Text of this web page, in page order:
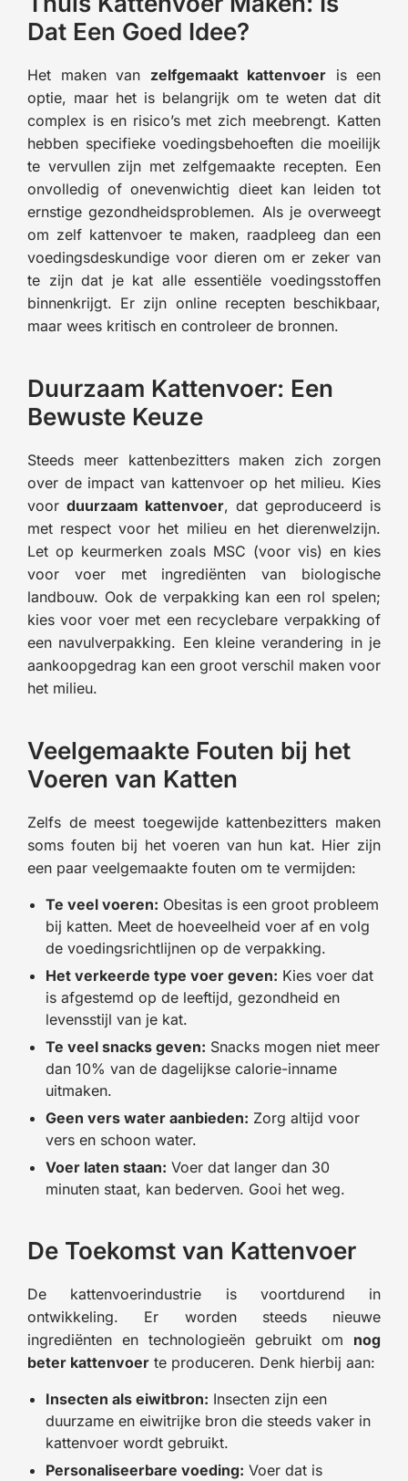
Dat Een Goed Idee?
Het maken van zelfgemaakt kattenvoer is een
optie, maar het is belangrijk om te weten dat dit
complex is en risico’s met zich meebrengt. Katten
hebben specifieke voedingsbehoeften die moeilijk
te vervullen zijn met zelfgemaakte recepten. Een
onvolledig of onevenwichtig dieet kan leiden tot
ernstige gezondheidsproblemen. Als je overweegt
om zelf kattenvoer te maken, raadpleeg dan een
voedingsdeskundige voor dieren om er zeker van
te zijn dat je kat alle essentiële voedingsstoffen
binnenkrijgt. Er zijn online recepten beschikbaar,
maar wees kritisch en controleer de bronnen.
Duurzaam Kattenvoer: Een
Bewuste Keuze
Steeds meer kattenbezitters maken zich zorgen
over de impact van kattenvoer op het milieu. Kies
voor duurzaam kattenvoer, dat geproduceerd is
met respect voor het milieu en het dierenwelzijn.
Let op keurmerken zoals MSC (voor vis) en kies
voor voer met ingrediënten van biologische
landbouw. Ook de verpakking kan een rol spelen;
kies voor voer met een recyclebare verpakking of
een navulverpakking. Een kleine verandering in je
aankoopgedrag kan een groot verschil maken voor
het milieu.
Veelgemaakte Fouten bij het
Voeren van Katten
Zelfs de meest toegewijde kattenbezitters maken
soms fouten bij het voeren van hun kat. Hier zijn
een paar veelgemaakte fouten om te vermijden:
Te veel voeren: Obesitas is een groot probleem
bij katten. Meet de hoeveelheid voer af en volg
de voedingsrichtlijnen op de verpakking.
Het verkeerde type voer geven: Kies voer dat
is afgestemd op de leeftijd, gezondheid en
levensstijl van je kat.
Te veel snacks geven: Snacks mogen niet meer
dan 10% van de dagelijkse calorie-inname
uitmaken.
Geen vers water aanbieden: Zorg altijd voor
vers en schoon water.
Voer laten staan: Voer dat langer dan 30
minuten staat, kan bederven. Gooi het weg.
De Toekomst van Kattenvoer
De kattenvoerindustrie is voortdurend in
ontwikkeling. Er worden steeds nieuwe
ingrediënten en technologieën gebruikt om nog
beter kattenvoer te produceren. Denk hierbij aan:
Insecten als eiwitbron: Insecten zijn een
duurzame en eiwitrijke bron die steeds vaker in
kattenvoer wordt gebruikt.
Personaliseerbare voeding: Voer dat is